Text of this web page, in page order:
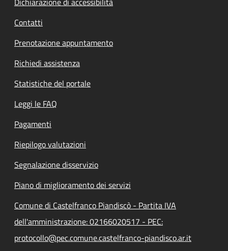
Contatti
Prenotazione appuntamento
Richiedi assistenza
Statistiche del portale
Leggi le FAQ
Pagamenti
Riepilogo valutazioni
Segnalazione disservizio
Piano di miglioramento dei servizi
Comune di Castelfranco Piandiscò - Partita IVA
dell'amministrazione: 02166020517 - PEC:
protocollo@pec.comune.castelfranco-piandisco.ar.it